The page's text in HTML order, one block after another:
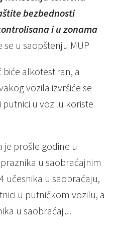
bezbednosti
i u zonama
se u saopštenju MUP
alkotestiran, a
vozila izvršiće se
putnici u vozilu koriste
je prošle godine u
u saobraćajnim
učesnika u saobraćaju,
u putničkom vozilu, a
u saobraćaju.